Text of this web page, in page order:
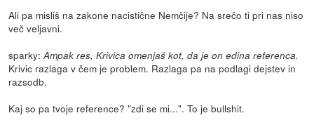
Ali pa misliš na zakone nacistične Nemčije? Na srečo ti pri nas niso
več veljavni.
sparky:Ampak res, Krivica omenjaš kot, da je on edina referenca.
Krivic razlaga v čem je problem. Razlaga pa na podlagi dejstev in
razsodb.
Kaj so pa tvoje reference? "zdi se mi...". To je bullshit.